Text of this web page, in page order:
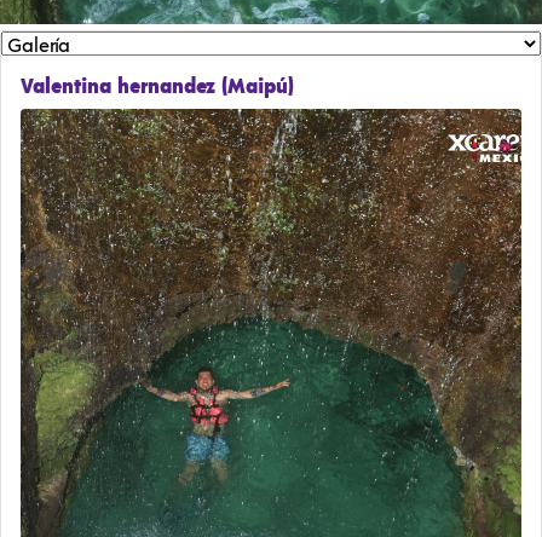
Valentina hernandez (Maipú)